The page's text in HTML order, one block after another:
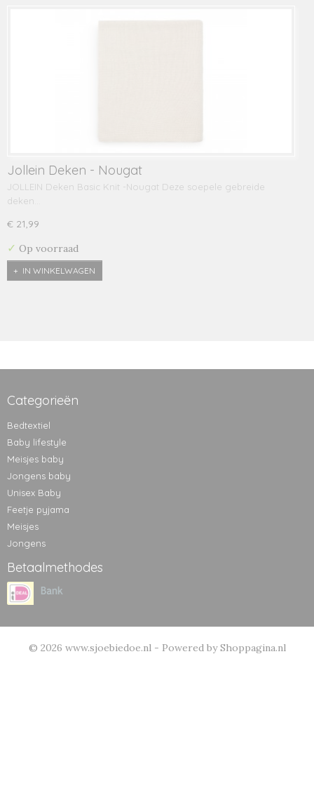
Jollein Deken - Nougat
JOLLEIN Deken Basic Knit -Nougat Deze soepele gebreide
deken…
€ 21,99
✓ Op voorraad
IN WINKELWAGEN
Categorieën
Bedtextiel
Baby lifestyle
Meisjes baby
Jongens baby
Unisex Baby
Feetje pyjama
Meisjes
Jongens
Betaalmethodes
© 2026 www.sjoebiedoe.nl - Powered by Shoppagina.nl